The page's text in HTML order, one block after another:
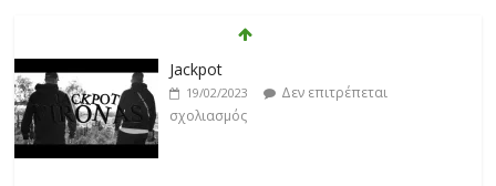
Βιολέτα Νταγκάλου
18/02/2023
Δεν επιτρέπεται
σχολιασμός